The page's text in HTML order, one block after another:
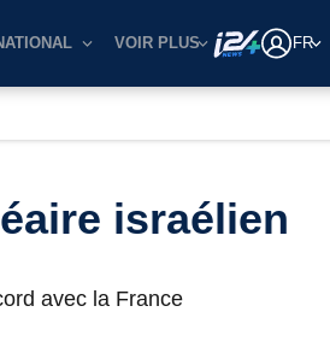
VOIR PLUS FR
israélien
avec la France